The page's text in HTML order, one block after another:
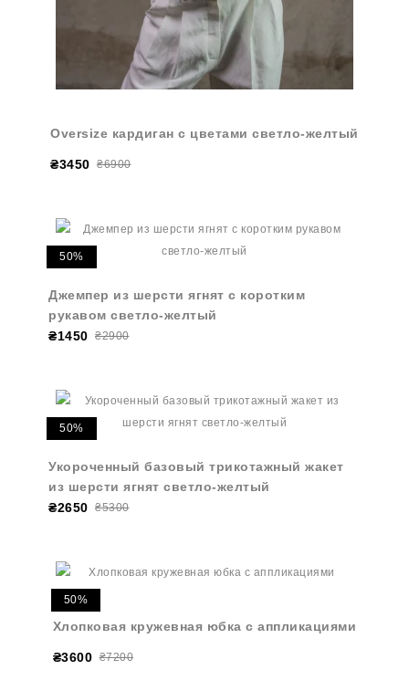
Oversize кардиган с цветами светло-желтый
₴3450 ₴6900
50%
Джемпер из шерсти ягнят с коротким
рукавом светло-желтый
₴1450 ₴2900
50%
Укороченный базовый трикотажный жакет
из шерсти ягнят светло-желтый
₴2650 ₴5300
50%
Хлопковая кружевная юбка с аппликациями
₴3600 ₴7200